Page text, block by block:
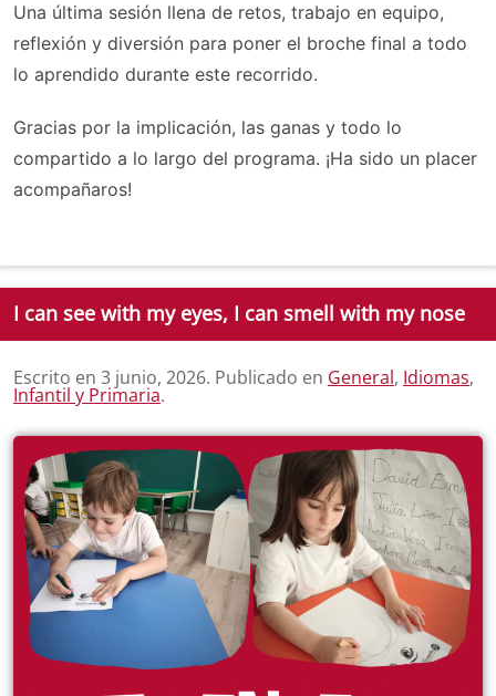
Una última sesión llena de retos, trabajo en equipo,
reflexión y diversión para poner el broche final a todo
lo aprendido durante este recorrido.
Gracias por la implicación, las ganas y todo lo
compartido a lo largo del programa. ¡Ha sido un placer
acompañaros!
I can see with my eyes, I can smell with my nose
Escrito en 3 junio, 2026. Publicado en General, Idiomas,
Infantil y Primaria.